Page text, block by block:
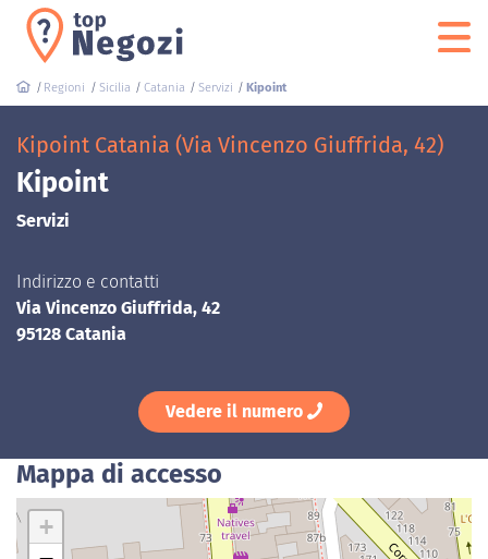
Regioni Sicilia Catania Servizi Kipoint
Kipoint Catania (Via Vincenzo Giuffrida, 42)
Kipoint
Servizi
Indirizzo e contatti
Via Vincenzo Giuffrida, 42
95128 Catania
Vedere il numero
Mappa di accesso
+